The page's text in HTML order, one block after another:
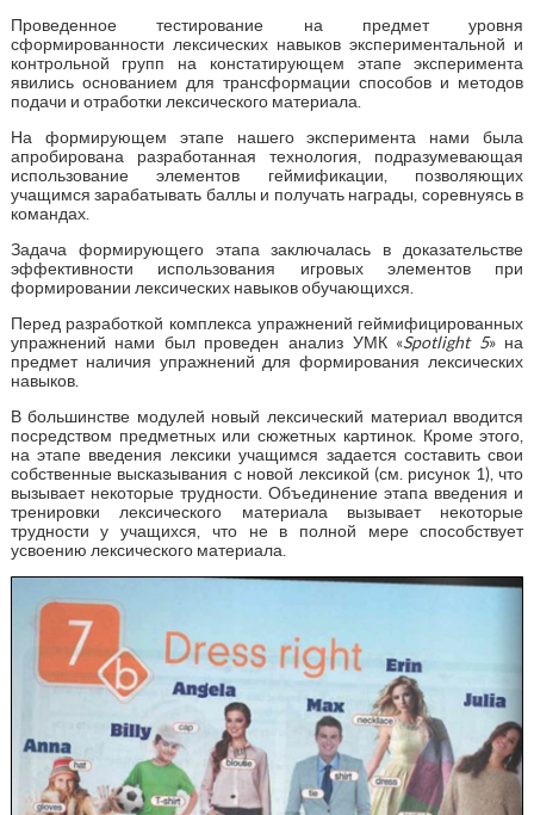
Проведенное тестирование на предмет уровня
сформированности лексических навыков экспериментальной и
контрольной групп на констатирующем этапе эксперимента
явились основанием для трансформации способов и методов
подачи и отработки лексического материала.
На формирующем этапе нашего эксперимента нами была
апробирована разработанная технология, подразумевающая
использование элементов геймификации, позволяющих
учащимся зарабатывать баллы и получать награды, соревнуясь в
командах.
Задача формирующего этапа заключалась в доказательстве
эффективности использования игровых элементов при
формировании лексических навыков обучающихся.
Перед разработкой комплекса упражнений геймифицированных
упражнений нами был проведен анализ УМК «Spotlight5» на
предмет наличия упражнений для формирования лексических
навыков.
В большинстве модулей новый лексический материал вводится
посредством предметных или сюжетных картинок. Кроме этого,
на этапе введения лексики учащимся задается составить свои
собственные высказывания с новой лексикой (см. рисунок 1), что
вызывает некоторые трудности. Объединение этапа введения и
тренировки лексического материала вызывает некоторые
трудности у учащихся, что не в полной мере способствует
усвоению лексического материала.